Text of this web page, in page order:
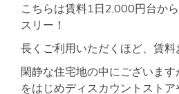
こちらは賃料1日2,000円台か
スリー！
長くご利用いただくほど、賃料
閑静な住宅地の中にございま
をはじめディスカウントストア